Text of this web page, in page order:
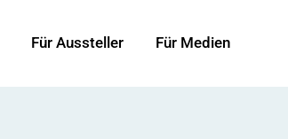
Für Aussteller Für Medien